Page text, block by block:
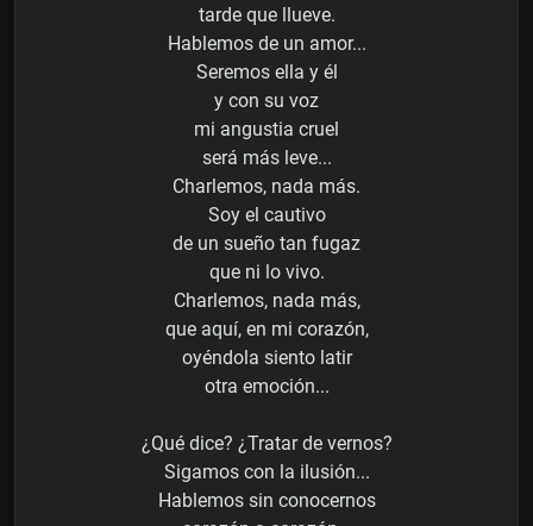
tarde que llueve.
Hablemos de un amor...
Seremos ella y él
y con su voz
mi angustia cruel
será más leve...
Charlemos, nada más.
Soy el cautivo
de un sueño tan fugaz
que ni lo vivo.
Charlemos, nada más,
que aquí, en mi corazón,
oyéndola siento latir
otra emoción...
¿Qué dice? ¿Tratar de vernos?
Sigamos con la ilusión...
Hablemos sin conocernos